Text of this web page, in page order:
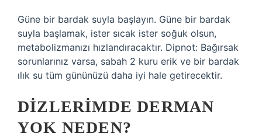
Güne bir bardak suyla başlayın. Güne bir bardak
suyla başlamak, ister sıcak ister soğuk olsun,
metabolizmanızı hızlandıracaktır. Dipnot: Bağırsak
sorunlarınız varsa, sabah 2 kuru erik ve bir bardak
ılık su tüm gününüzü daha iyi hale getirecektir.
DIZLERIMDE DERMAN
YOK NEDEN?